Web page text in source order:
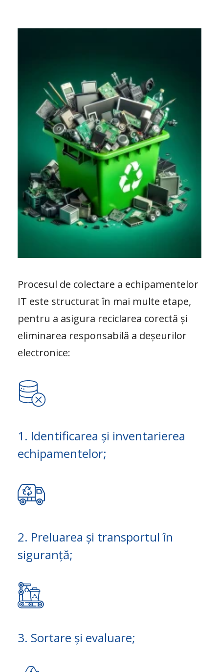
Procesul de colectare a echipamentelor
IT este structurat în mai multe etape,
pentru a asigura reciclarea corectă și
eliminarea responsabilă a deșeurilor
electronice:
1. Identificarea și inventarierea
echipamentelor;
2. Preluarea și transportul în
siguranță;
3. Sortare și evaluare;